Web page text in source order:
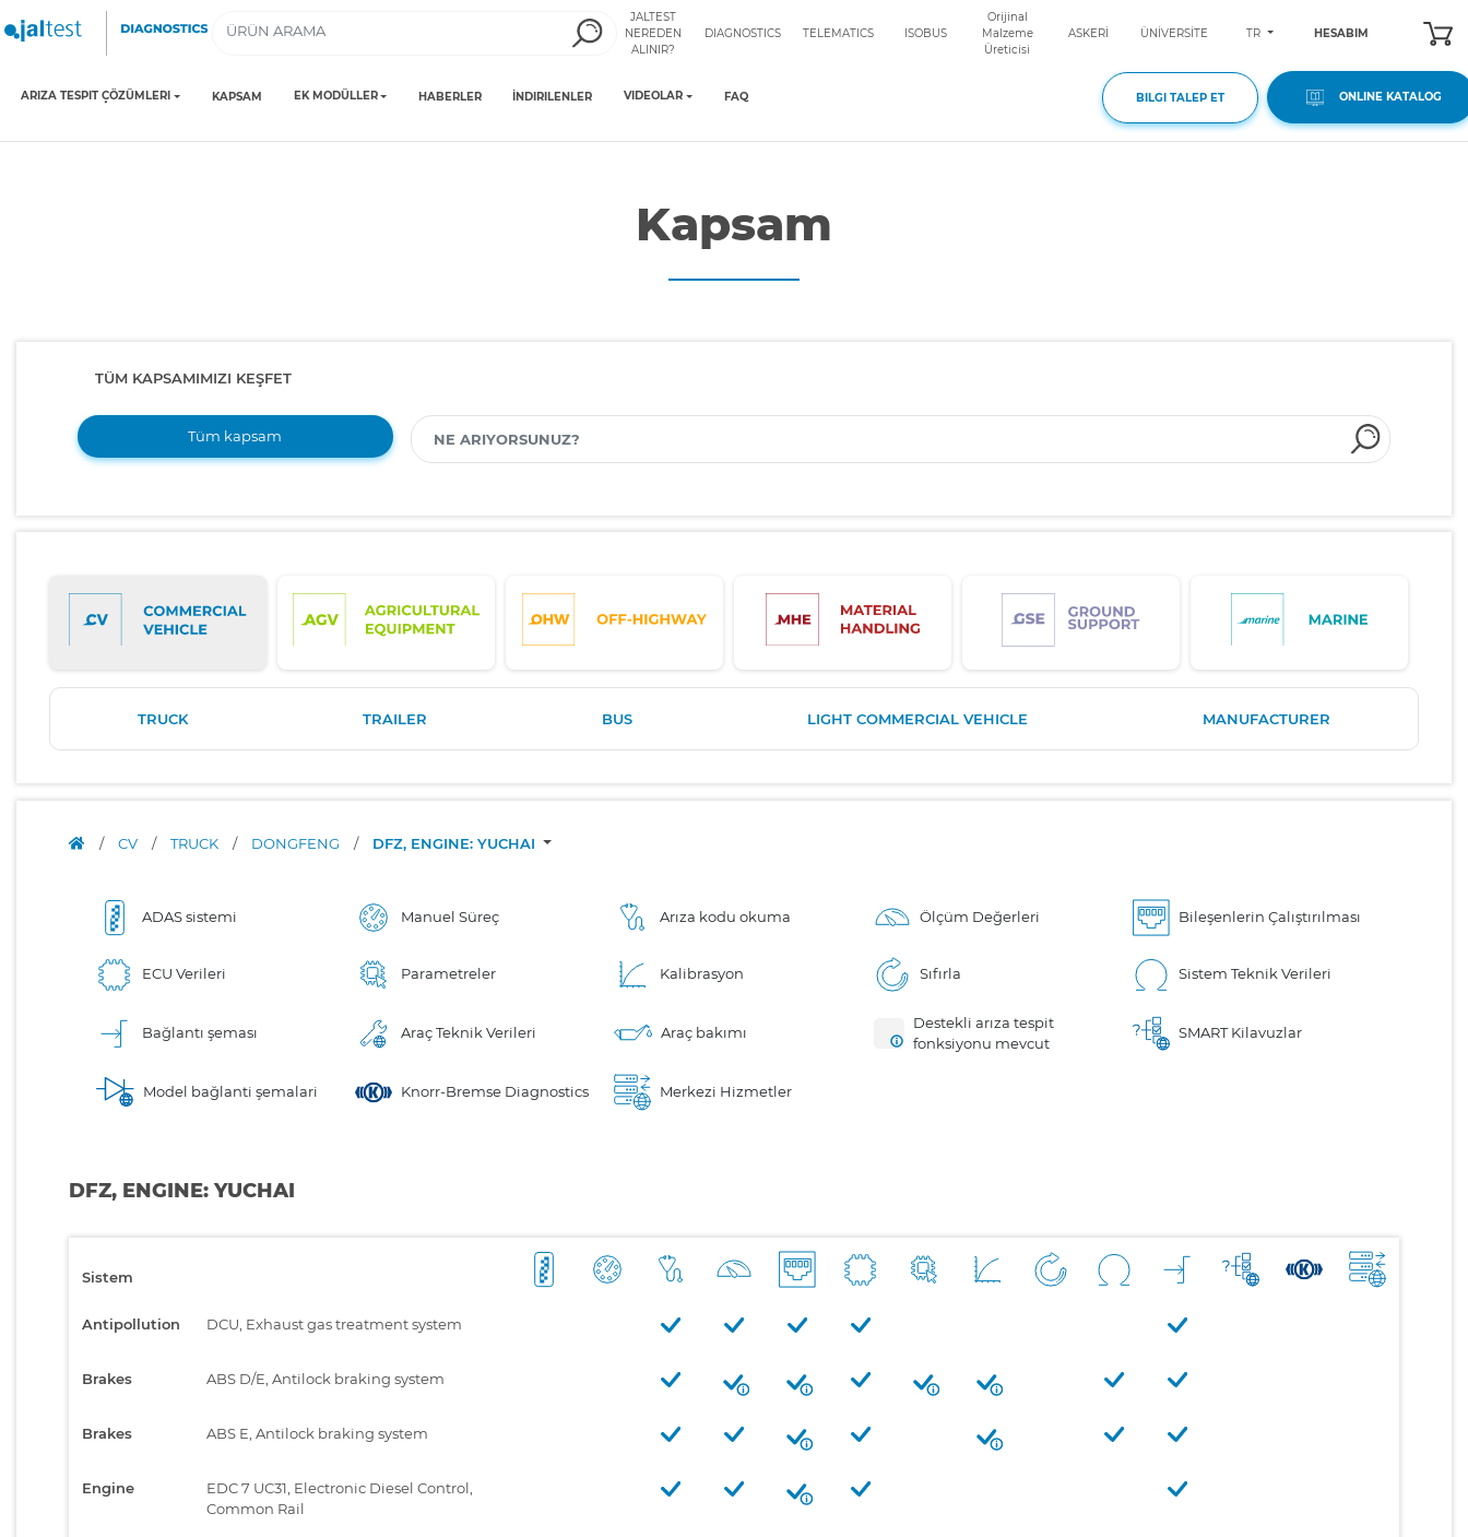
JALTEST
NEREDEN
ALINIR?
DIAGNOSTICS TELEMATICS ISOBUS
Orijinal
Malzeme
Üreticisi
ASKERİ ÜNİVERSİTE TR HESABIM
ARIZA TESPIT ÇÖZÜMLERI KAPSAM EK MODÜLLER HABERLER İNDIRILENLER VIDEOLAR FAQ BILGI TALEP ET ONLINE KATALOG
Kapsam
TÜM KAPSAMIMIZI KEŞFET
Tüm kapsam
TRUCK TRAILER BUS LIGHT COMMERCIAL VEHICLE MANUFACTURER
/ CV / TRUCK / DONGFENG / DFZ, ENGINE: YUCHAI
ADAS sistemi Manuel Süreç Arıza kodu okuma Ölçüm Değerleri Bileşenlerin Çalıştırılması
ECU Verileri Parametreler Kalibrasyon Sıfırla Sistem Teknik Verileri
Bağlantı şeması Araç Teknik Verileri Araç bakımı
Destekli arıza tespit
fonksiyonu mevcut
SMART Kilavuzlar
Model bağlanti şemalari Knorr-Bremse Diagnostics Merkezi Hizmetler
DFZ, ENGINE: YUCHAI
Sistem
Antipollution DCU, Exhaust gas treatment system
Brakes ABS D/E, Antilock braking system
Brakes ABS E, Antilock braking system
Engine
EDC 7 UC31, Electronic Diesel Control,
Common Rail